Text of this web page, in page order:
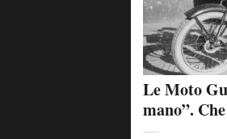
Le Moto
mano”.